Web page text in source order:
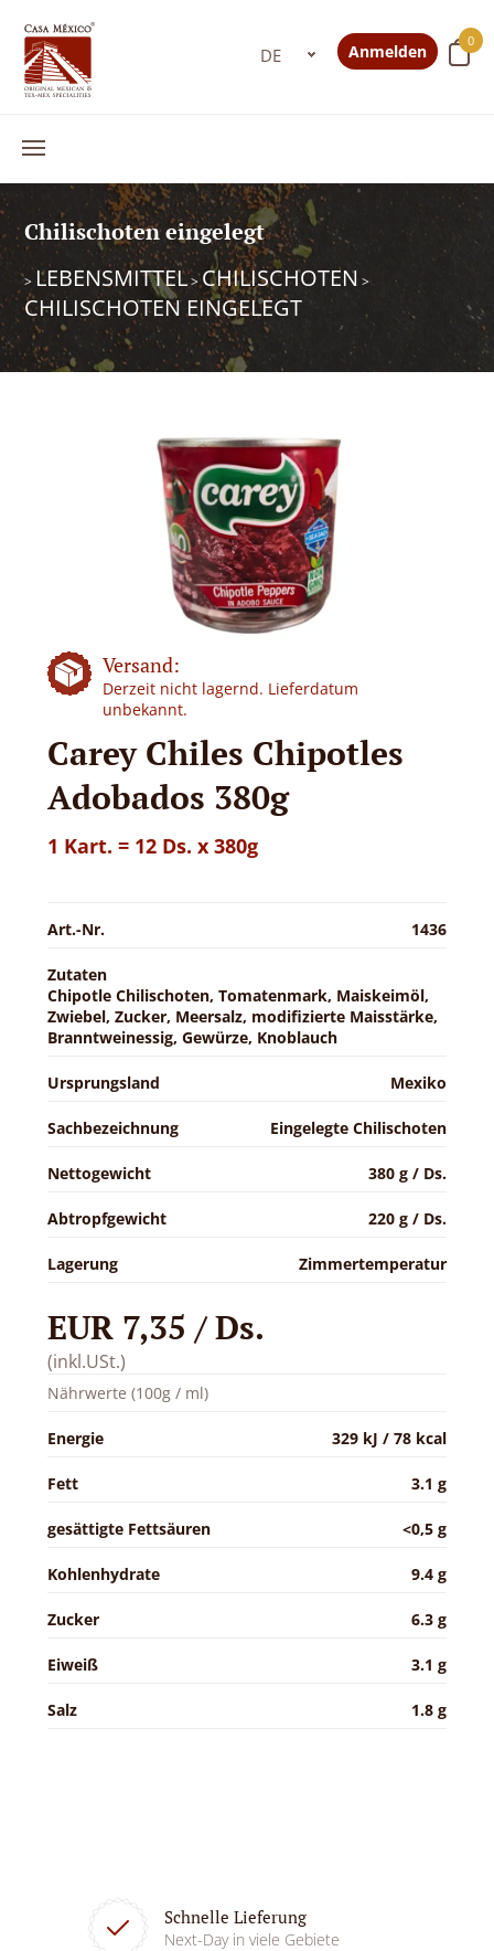
0
Anmelden
Chilischoten eingelegt
> LEBENSMITTEL>CHILISCHOTEN >
CHILISCHOTEN EINGELEGT
Versand:
Derzeit nicht lagernd. Lieferdatum
unbekannt.
Carey Chiles Chipotles
Adobados 380g
1 Kart. = 12 Ds. x 380g
Art.-Nr. 1436
Zutaten
Chipotle Chilischoten, Tomatenmark, Maiskeimöl,
Zwiebel, Zucker, Meersalz, modifizierte Maisstärke,
Branntweinessig, Gewürze, Knoblauch
Ursprungsland Mexiko
Sachbezeichnung Eingelegte Chilischoten
Nettogewicht 380 g / Ds.
Abtropfgewicht 220 g / Ds.
Lagerung Zimmertemperatur
EUR 7,35 / Ds.
(inkl.USt.)
Nährwerte (100g / ml)
Energie 329 kJ / 78 kcal
Fett 3.1 g
gesättigte Fettsäuren <0,5 g
Kohlenhydrate 9.4 g
Zucker 6.3 g
Eiweiß 3.1 g
Salz 1.8 g
Schnelle Lieferung
Next-Day in viele Gebiete